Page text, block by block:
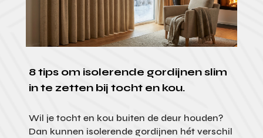
8 tips om isolerende gordijnen slim
in te zetten bij tocht en kou.
Wil je tocht en kou buiten de deur houden?
Dan kunnen isolerende gordijnen hét verschil